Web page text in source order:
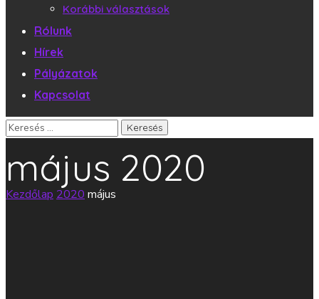
Korábbi választások
Rólunk
Hírek
Pályázatok
Kapcsolat
május 2020
Kezdőlap 2020 május